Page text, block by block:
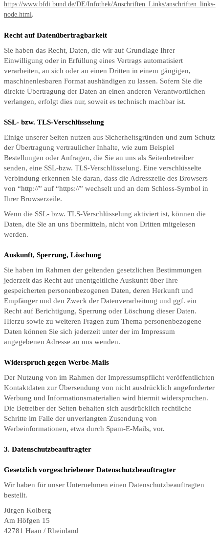
https://www.bfdi.bund.de/DE/Infothek/Anschriften_Links/anschriften_links-
node.html.
Recht auf Datenübertragbarkeit
Sie haben das Recht, Daten, die wir auf Grundlage Ihrer
Einwilligung oder in Erfüllung eines Vertrags automatisiert
verarbeiten, an sich oder an einen Dritten in einem gängigen,
maschinenlesbaren Format aushändigen zu lassen. Sofern Sie die
direkte Übertragung der Daten an einen anderen Verantwortlichen
verlangen, erfolgt dies nur, soweit es technisch machbar ist.
SSL- bzw. TLS-Verschlüsselung
Einige unserer Seiten nutzen aus Sicherheitsgründen und zum Schutz
der Übertragung vertraulicher Inhalte, wie zum Beispiel
Bestellungen oder Anfragen, die Sie an uns als Seitenbetreiber
senden, eine SSL-bzw. TLS-Verschlüsselung. Eine verschlüsselte
Verbindung erkennen Sie daran, dass die Adresszeile des Browsers
von “http://” auf “https://” wechselt und an dem Schloss-Symbol in
Ihrer Browserzeile.
Wenn die SSL- bzw. TLS-Verschlüsselung aktiviert ist, können die
Daten, die Sie an uns übermitteln, nicht von Dritten mitgelesen
werden.
Auskunft, Sperrung, Löschung
Sie haben im Rahmen der geltenden gesetzlichen Bestimmungen
jederzeit das Recht auf unentgeltliche Auskunft über Ihre
gespeicherten personenbezogenen Daten, deren Herkunft und
Empfänger und den Zweck der Datenverarbeitung und ggf. ein
Recht auf Berichtigung, Sperrung oder Löschung dieser Daten.
Hierzu sowie zu weiteren Fragen zum Thema personenbezogene
Daten können Sie sich jederzeit unter der im Impressum
angegebenen Adresse an uns wenden.
Widerspruch gegen Werbe-Mails
Der Nutzung von im Rahmen der Impressumspflicht veröffentlichten
Kontaktdaten zur Übersendung von nicht ausdrücklich angeforderter
Werbung und Informationsmaterialien wird hiermit widersprochen.
Die Betreiber der Seiten behalten sich ausdrücklich rechtliche
Schritte im Falle der unverlangten Zusendung von
Werbeinformationen, etwa durch Spam-E-Mails, vor.
3. Datenschutzbeauftragter
Gesetzlich vorgeschriebener Datenschutzbeauftragter
Wir haben für unser Unternehmen einen Datenschutzbeauftragten
bestellt.
Jürgen Kolberg
Am Höfgen 15
42781 Haan / Rheinland